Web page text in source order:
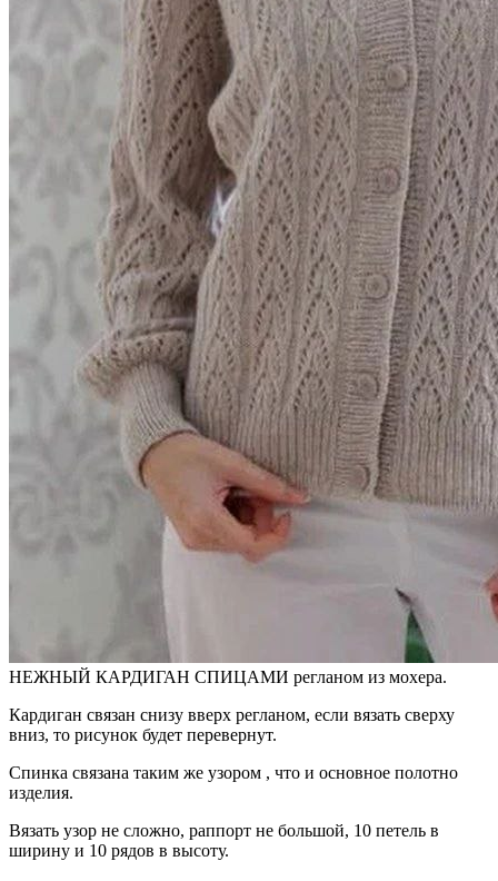
НЕЖНЫЙ КАРДИГАН СПИЦАМИ регланом из мохера.
Кардиган связан снизу вверх регланом, если вязать сверху
вниз, то рисунок будет перевернут.
Спинка связана таким же узором , что и основное полотно
изделия.
Вязать узор не сложно, раппорт не большой, 10 петель в
ширину и 10 рядов в высоту.